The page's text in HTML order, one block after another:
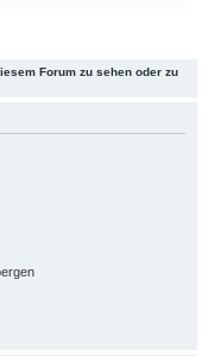
Forum zu sehen oder zu